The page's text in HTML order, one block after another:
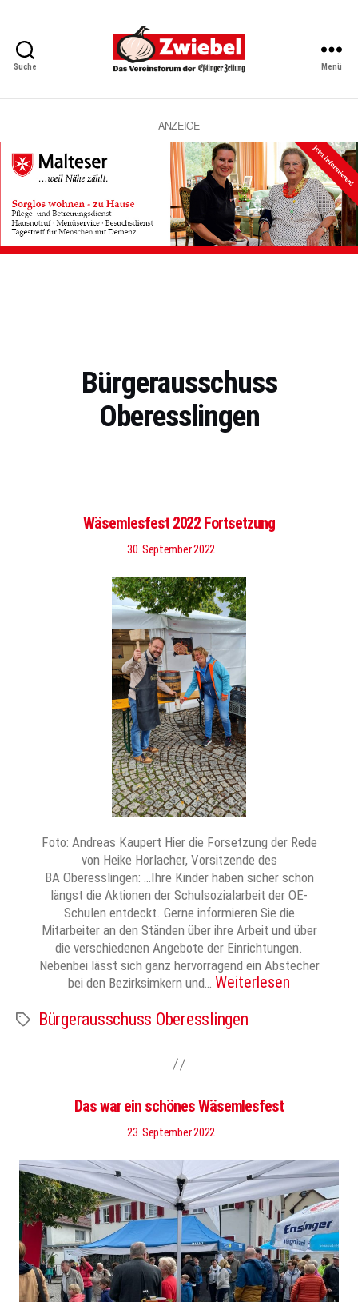
Suche
Vereinsforum
Eßlinger
Zeitung
Menü
ANZEIGE
Bürgerausschuss
Oberesslingen
Wäsemlesfest 2022 Fortsetzung
30. September 2022
Foto: Andreas Kaupert Hier die Forsetzung der Rede
von Heike Horlacher, Vorsitzende des
BA Oberesslingen: …Ihre Kinder haben sicher schon
längst die Aktionen der Schulsozialarbeit der OE-
Schulen entdeckt. Gerne informieren Sie die
Mitarbeiter an den Ständen über ihre Arbeit und über
die verschiedenen Angebote der Einrichtungen.
Nebenbei lässt sich ganz hervorragend ein Abstecher
bei den Bezirksimkern und… Weiterlesen
Schlagwörter
Bürgerausschuss Oberesslingen
Das war ein schönes Wäsemlesfest
23. September 2022